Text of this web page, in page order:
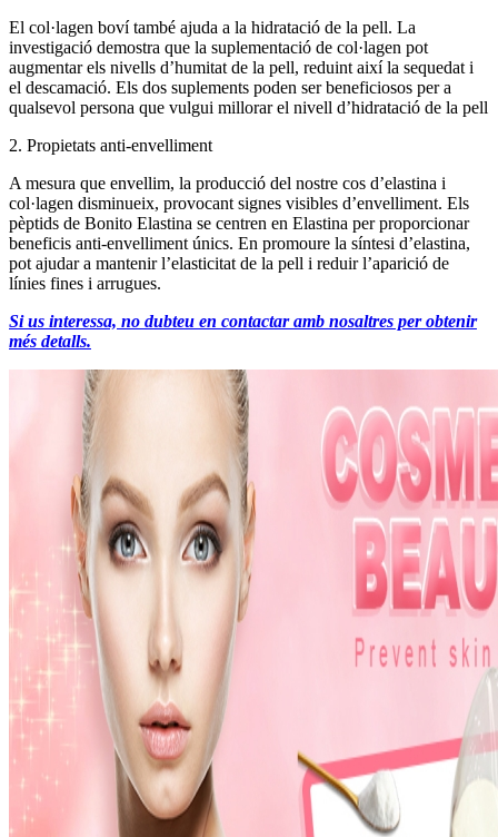
El col·lagen boví també ajuda a la hidratació de la pell. La
investigació demostra que la suplementació de col·lagen pot
augmentar els nivells d’humitat de la pell, reduint així la sequedat i
el descamació. Els dos suplements poden ser beneficiosos per a
qualsevol persona que vulgui millorar el nivell d’hidratació de la pell
2. Propietats anti-envelliment
A mesura que envellim, la producció del nostre cos d’elastina i
col·lagen disminueix, provocant signes visibles d’envelliment. Els
pèptids de Bonito Elastina se centren en Elastina per proporcionar
beneficis anti-envelliment únics. En promoure la síntesi d’elastina,
pot ajudar a mantenir l’elasticitat de la pell i reduir l’aparició de
línies fines i arrugues.
Si us interessa, no dubteu en contactar amb nosaltres per obtenir
més detalls.